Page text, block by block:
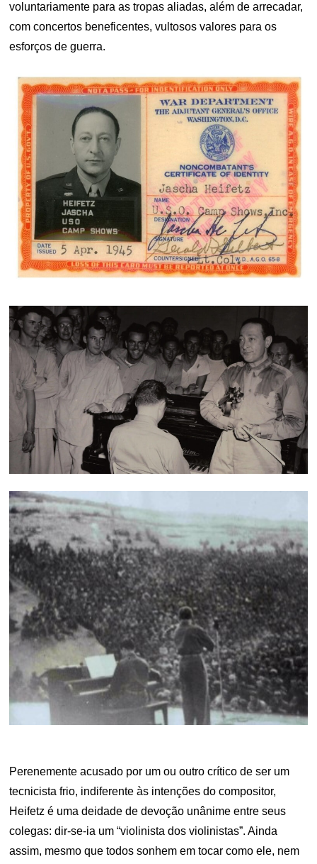
voluntariamente para as tropas aliadas, além de arrecadar,
com concertos beneficentes, vultosos valores para os
esforços de guerra.
Perenemente acusado por um ou outro crítico de ser um
tecnicista frio, indiferente às intenções do compositor,
Heifetz é uma deidade de devoção unânime entre seus
colegas: dir-se-ia um “violinista dos violinistas”. Ainda
assim, mesmo que todos sonhem em tocar como ele, nem